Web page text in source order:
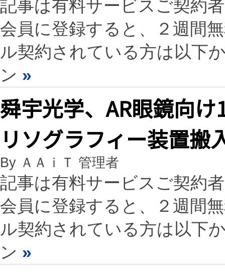
記事は有料サービスご契約
会員に登録すると、２週間
ル契約されている方は以下
ン »
舜宇光学、AR眼鏡向
リソグラフィー装置搬
By ＡＡｉＴ 管理者
記事は有料サービスご契約
会員に登録すると、２週間
ル契約されている方は以下
ン »